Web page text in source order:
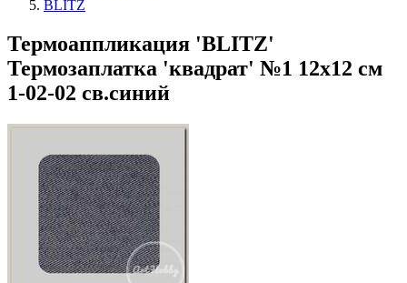
BLITZ
Термоаппликация 'BLITZ'
Термозаплатка 'квадрат' №1 12х12 см
1-02-02 св.синий